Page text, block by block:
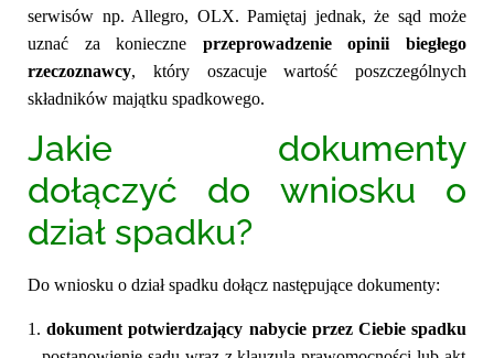
serwisów np. Allegro, OLX. Pamiętaj jednak, że sąd może
uznać za konieczne przeprowadzenieopinii biegłego
rzeczoznawcy, który oszacuje wartość poszczególnych
składników majątku spadkowego.
Jakie dokumenty
dołączyć do wniosku o
dział spadku?
Do wniosku o dział spadku dołącz następujące dokumenty:
1.dokument potwierdzający nabycie przez Ciebie spadku